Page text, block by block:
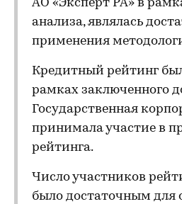
АО «Эксперт РА» в
анализа, являлась
применения
Кредитный рейтинг
рамках заключенного
Государственная
принимала участие в
рейтинга.
Число участников
было достаточным для